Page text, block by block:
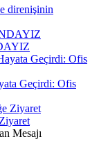
direnişinin
Geçirdi: Ofis
Mesajı